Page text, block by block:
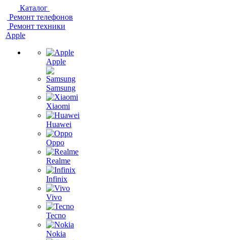
Каталог
Ремонт телефонов
Ремонт техники
Apple
Apple
Samsung
Xiaomi
Huawei
Oppo
Realme
Infinix
Vivo
Tecno
Nokia